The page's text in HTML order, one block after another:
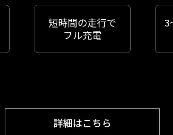
短時間の走行で
フル充電
3
詳細はこちら